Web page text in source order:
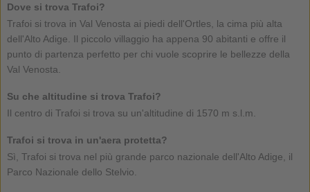
Dove si trova Trafoi?
Trafoi si trova in Val Venosta ai piedi dell'Ortles, la cima più alta
dell'Alto Adige. Il piccolo villaggio ha appena 90 abitanti e offre il
punto di partenza perfetto per chi vuole scoprire le bellezze della
Val Venosta.
Su che altitudine si trova Trafoi?
Il centro di Trafoi si trova su un'altitudine di 1570 m s.l.m.
Trafoi si trova in un'aera protetta?
Sì, Trafoi si trova nel più grande parco nazionale dell'Alto Adige, il
Parco Nazionale dello Stelvio.